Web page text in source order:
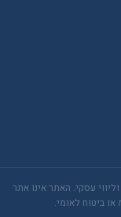
עסקי. האתר אינו אתר
ביטוח לאומי.